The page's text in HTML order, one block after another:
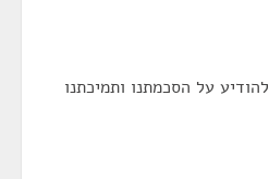
על הסכמתנו ותמיכתנו